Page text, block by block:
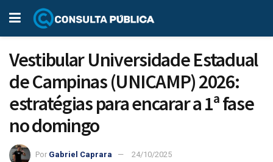
Vestibular Universidade Estadual
de Campinas (UNICAMP) 2026:
estratégias para encarar a 1ª fase
no domingo
Por Gabriel Caprara 24/10/2025